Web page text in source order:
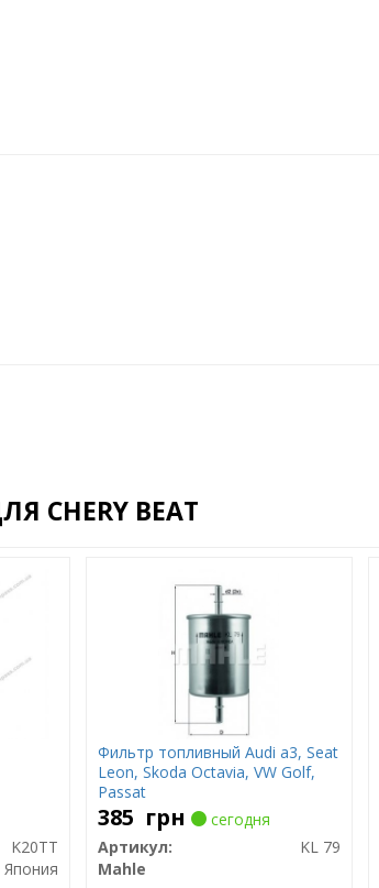
BEAT
K20TT
Япония
Фильтр топливный Audi a3, Seat
Leon, Skoda Octavia, VW Golf,
Passat
385 грн
сегодня
Артикул:
KL 79
Mahle